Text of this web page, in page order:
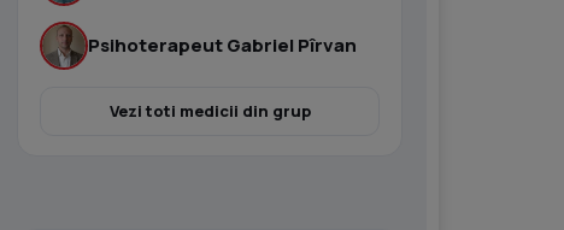
Psihoterapeut Gabriel Pîrvan
Vezi toti medicii din grup